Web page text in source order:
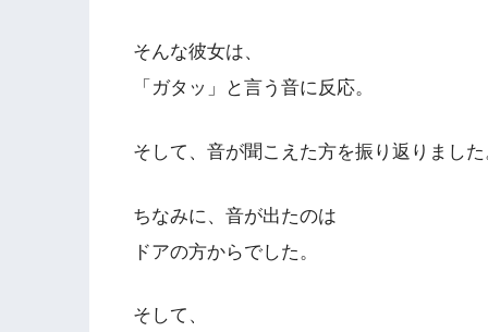
そんな彼女は、
「ガタッ」と言う音に反応。
そして、音が聞こえた方を振り返りまし
ちなみに、音が出たのは
ドアの方からでした。
そして、